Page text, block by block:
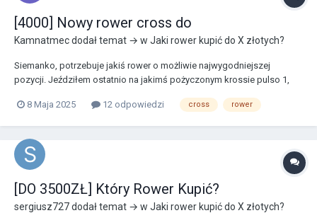
[4000] Nowy rower cross do
Kamnatmecdodał temat → w Jaki rower kupić do X złotych?
Siemanko, potrzebuje jakiś rower o możliwie najwygodniejszej
pozycji. Jeździłem ostatnio na jakimś pożyczonym krossie pulso 1,
https://www.goride.pl/rowery-fitness/kross-pulso-1-0-2019 Myślę o
8 Maja 2025 12 odpowiedzi cross rower
[DO 3500ZŁ] Który Rower Kupić?
sergiusz727dodał temat → w Jaki rower kupić do X złotych?